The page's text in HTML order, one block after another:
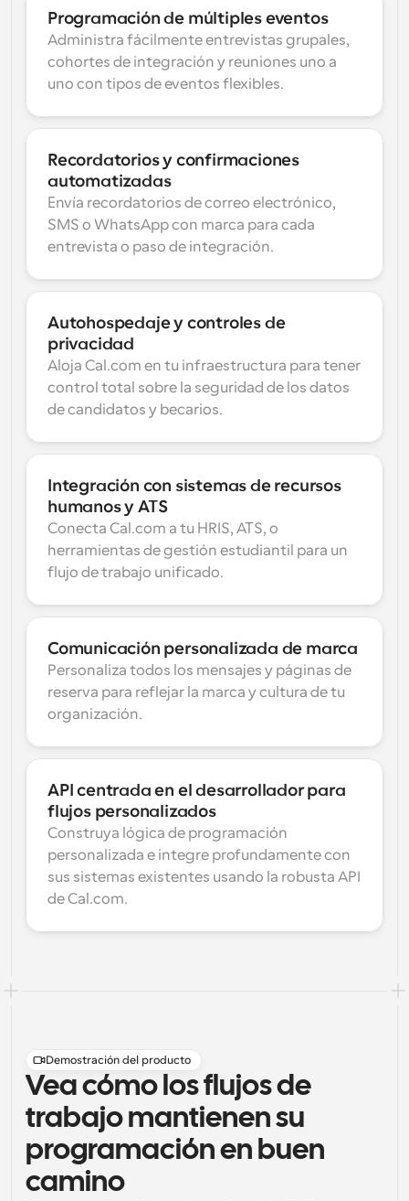
Programación de múltiples eventos
Administra fácilmente entrevistas grupales,
cohortes de integración y reuniones uno a
uno con tipos de eventos flexibles.
Recordatorios y confirmaciones
automatizadas
Envía recordatorios de correo electrónico,
SMS o WhatsApp con marca para cada
entrevista o paso de integración.
Autohospedaje y controles de
privacidad
Aloja Cal.com en tu infraestructura para tener
control total sobre la seguridad de los datos
de candidatos y becarios.
Integración con sistemas de recursos
humanos y ATS
Conecta Cal.com a tu HRIS, ATS, o
herramientas de gestión estudiantil para un
flujo de trabajo unificado.
Comunicación personalizada de marca
Personaliza todos los mensajes y páginas de
reserva para reflejar la marca y cultura de tu
organización.
API centrada en el desarrollador para
flujos personalizados
Construya lógica de programación
personalizada e integre profundamente con
sus sistemas existentes usando la robusta API
de Cal.com.
Demostración del producto
Vea cómo los flujos de
trabajo mantienen su
programación en buen
camino